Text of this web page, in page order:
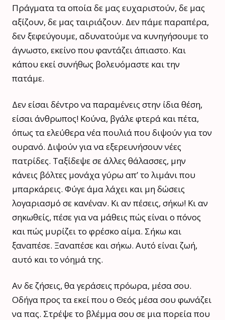
Πράγματα τα οποία δε μας ευχαριστούν, δε μας
αξίζουν, δε μας ταιριάζουν. Δεν πάμε παραπέρα,
δεν ξεφεύγουμε, αδυνατούμε να κυνηγήσουμε το
άγνωστο, εκείνο που φαντάζει άπιαστο. Και
κάπου εκεί συνήθως βολευόμαστε και την
πατάμε.
Δεν είσαι δέντρο να παραμένεις στην ίδια θέση,
είσαι άνθρωπος! Κούνα, βγάλε φτερά και πέτα,
όπως τα ελεύθερα νέα πουλιά που διψούν για τον
ουρανό. Διψούν για να εξερευνήσουν νέες
πατρίδες. Ταξίδεψε σε άλλες θάλασσες, μην
κάνεις βόλτες μονάχα γύρω απ’ το λιμάνι που
μπαρκάρεις. Φύγε άμα λάχει και μη δώσεις
λογαριασμό σε κανέναν. Κι αν πέσεις, σήκω! Κι αν
σηκωθείς, πέσε για να μάθεις πώς είναι ο πόνος
και πώς μυρίζει το φρέσκο αίμα. Σήκω και
ξαναπέσε. Ξαναπέσε και σήκω. Αυτό είναι ζωή,
αυτό και το νόημά της.
Αν δε ζήσεις, θα γεράσεις πρόωρα, μέσα σου.
Οδήγα προς τα εκεί που ο Θεός μέσα σου φωνάζει
να πας. Στρέψε το βλέμμα σου σε μια πορεία που